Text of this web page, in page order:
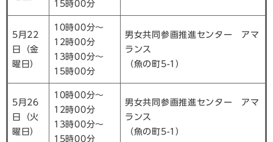
15時00分
5月22
日（金
曜日）
10時00分～
12時00分
13時00分～
15時00分
男女共同参画推進センター アマ
ランス
（魚の町5-1）
5月26
日（火
曜日）
10時00分～
12時00分
13時00分～
15時00分
男女共同参画推進センター アマ
ランス
（魚の町5-1）